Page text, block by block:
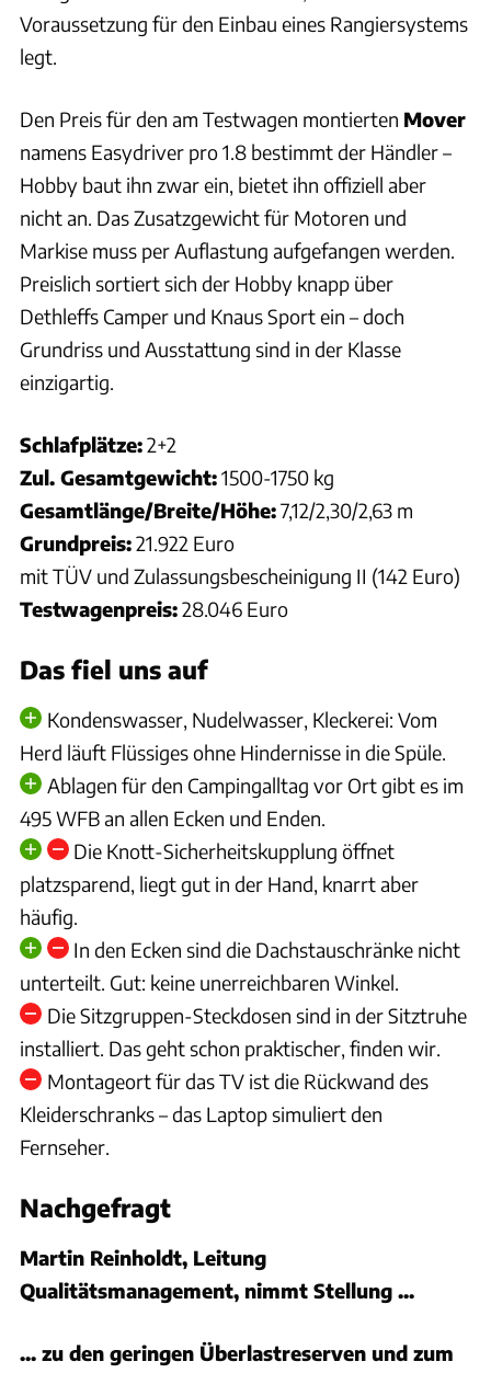
Voraussetzung für den Einbau eines Rangiersystems
legt.
Den Preis für den am Testwagen montierten Mover
namens Easydriver pro 1.8 bestimmt der Händler –
Hobby baut ihn zwar ein, bietet ihn offiziell aber
nicht an. Das Zusatzgewicht für Motoren und
Markise muss per Auflastung aufgefangen werden.
Preislich sortiert sich der Hobby knapp über
Dethleffs Camper und Knaus Sport ein – doch
Grundriss und Ausstattung sind in der Klasse
einzigartig.
Schlafplätze:2+2
Zul. Gesamtgewicht:1500-1750 kg
Gesamtlänge/Breite/Höhe:7,12/2,30/2,63 m
Grundpreis:21.922 Euro
mit TÜV und Zulassungsbescheinigung II (142 Euro)
Testwagenpreis:28.046 Euro
Das fiel uns auf
Kondenswasser, Nudelwasser, Kleckerei: Vom
Herd läuft Flüssiges ohne Hindernisse in die Spüle.
Ablagen für den Campingalltag vor Ort gibt es im
495 WFB an allen Ecken und Enden.
Die Knott-Sicherheitskupplung öffnet
platzsparend, liegt gut in der Hand, knarrt aber
häufig.
In den Ecken sind die Dachstauschränke nicht
unterteilt. Gut: keine unerreichbaren Winkel.
Die Sitzgruppen-Steckdosen sind in der Sitztruhe
installiert. Das geht schon praktischer, finden wir.
Montageort für das TV ist die Rückwand des
Kleiderschranks – das Laptop simuliert den
Fernseher.
Nachgefragt
Martin Reinholdt, Leitung
Qualitätsmanagement, nimmt Stellung ...
... zu den geringen Überlastreserven und zum